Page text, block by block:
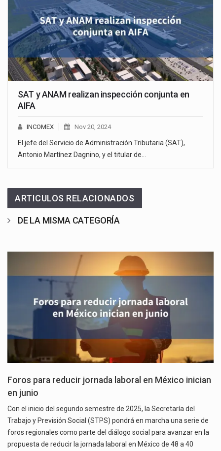
SAT y ANAM realizan inspección conjunta en
AIFA
INCOMEX Nov 20, 2024
El jefe del Servicio de Administración Tributaria (SAT),
Antonio Martínez Dagnino, y el titular de…
ARTICULOS RELACIONADOS
DE LA MISMA CATEGORÍA
Foros para reducir jornada laboral en México inician
en junio
Con el inicio del segundo semestre de 2025, la Secretaría del
Trabajo y Previsión Social (STPS) pondrá en marcha una serie de
foros regionales como parte del diálogo social para avanzar en la
propuesta de reducir la jornada laboral en México de 48 a 40